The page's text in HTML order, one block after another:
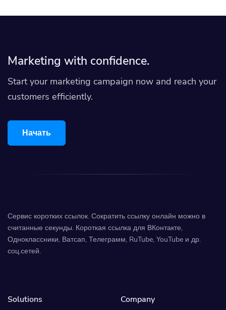
Marketing with confidence.
Start your marketing campaign now and reach your
customers efficiently.
Начать
Сервис коротких ссылок. Сократить ссылку онлайн можно в
считанные секунды. Короткая ссылка для ВКонтакте,
Одноклассники, Ватсап, Телеграмм, RuTube, YouTube и др.
соц.сетей.
Solutions Company